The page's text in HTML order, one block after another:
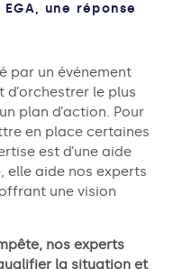
une réponse
par un événement
le plus
plan d’action. Pour
en place certaines
est d’une aide
elle aide nos experts
une vision
nos experts
la situation et